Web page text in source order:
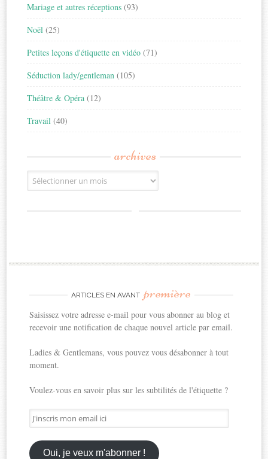
Mariage et autres réceptions (93)
Noël (25)
Petites leçons d'étiquette en vidéo (71)
Séduction lady/gentleman (105)
Théâtre & Opéra (12)
Travail (40)
archives
Archives
ARTICLES EN AVANT première
Saisissez votre adresse e-mail pour vous abonner au blog et
recevoir une notification de chaque nouvel article par email.
Ladies & Gentlemans, vous pouvez vous désabonner à tout
moment.
Voulez-vous en savoir plus sur les subtilités de l'étiquette ?
J'inscris
mon
email
ici
Oui, je veux m'abonner !